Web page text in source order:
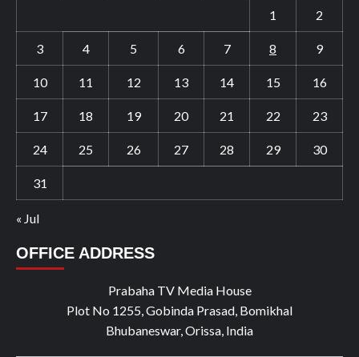
1 2
3 4 5 6 7 8 9
10 11 12 13 14 15 16
17 18 19 20 21 22 23
24 25 26 27 28 29 30
31
« Jul
OFFICE ADDRESS
Prabaha TV Media House
Plot No 1255, Gobinda Prasad, Bomikhal
Bhubaneswar, Orissa, India